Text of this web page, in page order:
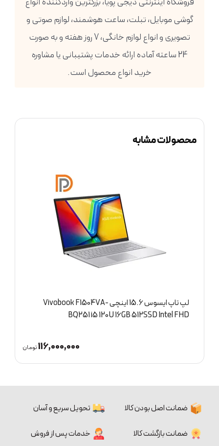
گوشی موبایل، تبلت، ساعت هوشمند، لوازم صوتی و
تصویری و انواع لوازم خانگی، 7 روز هفته و به صورت
24 ساعته آماده ارائه خدمات پشتیبانی یا مشاوره
خرید انواع محصول است.
محصولات مشابه
لپ تاپ ایسوس 15.6 اینچی Vivobook F1504VA-
BQ251 i5 120U 16GB 512SSD Intel FHD
116,000,000تومان
ضمانت اصل بودن کالا تحویل سریع و آسان
ضمانت بازگشت کالا خدمات پس از فروش